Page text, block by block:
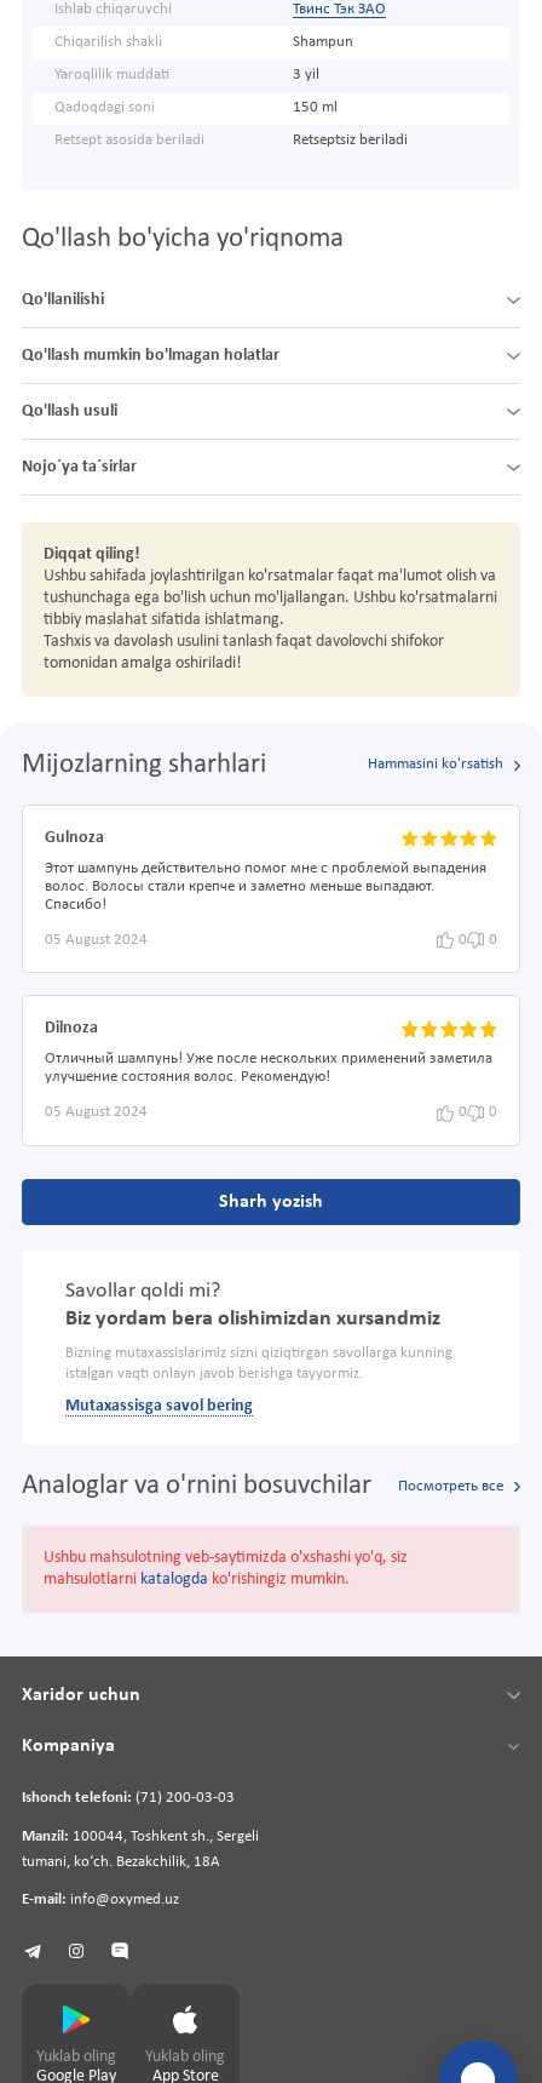
Ishlab chiqaruvchi Твинс Тэк ЗАО
Chiqarilish shakli Shampun
Yaroqlilik muddati 3 yil
Qadoqdagi soni 150 ml
Retsept asosida beriladi Retseptsiz beriladi
Qo'llash bo'yicha yo'riqnoma
Qo'llanilishi
Qo'llash mumkin bo'lmagan holatlar
Qo'llash usuli
Nojo´ya ta´sirlar
Diqqat qiling!
Ushbu sahifada joylashtirilgan ko'rsatmalar faqat ma'lumot olish va
tushunchaga ega bo'lish uchun mo'ljallangan. Ushbu ko'rsatmalarni
tibbiy maslahat sifatida ishlatmang.
Tashxis va davolash usulini tanlash faqat davolovchi shifokor
tomonidan amalga oshiriladi!
Mijozlarning sharhlari Hammasini ko'rsatish
Gulnoza
Этот шампунь действительно помог мне с проблемой выпадения
волос. Волосы стали крепче и заметно меньше выпадают.
Спасибо!
05 August 2024 0 0
Dilnoza
Отличный шампунь! Уже после нескольких применений заметила
улучшение состояния волос. Рекомендую!
05 August 2024 0 0
Sharh yozish
Savollar qoldi mi?
Biz yordam bera olishimizdan xursandmiz
Bizning mutaxassislarimiz sizni qiziqtirgan savollarga kunning
istalgan vaqti onlayn javob berishga tayyormiz.
Mutaxassisga savol bering
Analoglar va o'rnini bosuvchilar Посмотреть все
Ushbu mahsulotning veb-saytimizda o'xshashi yo'q, siz
mahsulotlarni katalogda ko'rishingiz mumkin.
Ishonch telefoni: (71) 200-03-03
Manzil: 100044, Toshkent sh., Sergeli
tumani, koʻch. Bezakchilik, 18A
E-mail: info@oxymed.uz
Xaridor uchun
Kompaniya
Yuklab oling
Google Play
Yuklab oling
App Store